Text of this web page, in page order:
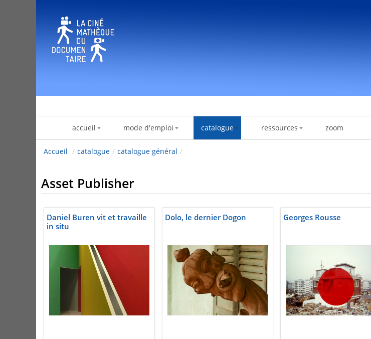
accueil mode d'emploi catalogue ressources zoom
Accueil / catalogue / catalogue général /
Asset Publisher
Daniel Buren vit et travaille
in situ
Dolo, le dernier Dogon Georges Rousse